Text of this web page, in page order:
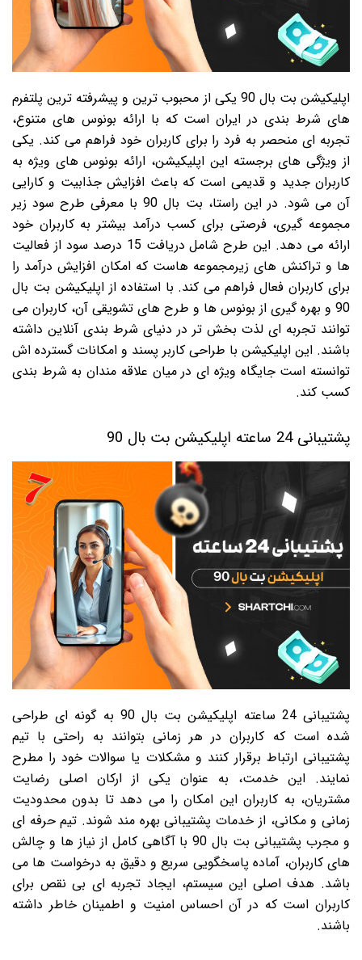
اپلیکیشن بت بال 90 یکی از محبوب ترین و پیشرفته ترین پلتفرم
های شرط بندی در ایران است که با ارائه بونوس های متنوع،
تجربه ای منحصر به فرد را برای کاربران خود فراهم می کند. یکی
از ویژگی های برجسته این اپلیکیشن، ارائه بونوس های ویژه به
کاربران جدید و قدیمی است که باعث افزایش جذابیت و کارایی
آن می شود. در این راستا، بت بال 90 با معرفی طرح سود زیر
مجموعه گیری، فرصتی برای کسب درآمد بیشتر به کاربران خود
ارائه می دهد. این طرح شامل دریافت 15 درصد سود از فعالیت
ها و تراکنش های زیرمجموعه هاست که امکان افزایش درآمد را
برای کاربران فعال فراهم می کند. با استفاده از اپلیکیشن بت بال
90 و بهره گیری از بونوس ها و طرح های تشویقی آن، کاربران می
توانند تجربه ای لذت بخش تر در دنیای شرط بندی آنلاین داشته
باشند. این اپلیکیشن با طراحی کاربر پسند و امکانات گسترده اش
توانسته است جایگاه ویژه ای در میان علاقه مندان به شرط بندی
کسب کند.
پشتیبانی 24 ساعته اپلیکیشن بت بال 90
پشتیبانی 24 ساعته اپلیکیشن بت بال 90 به گونه ای طراحی
شده است که کاربران در هر زمانی بتوانند به راحتی با تیم
پشتیبانی ارتباط برقرار کنند و مشکلات یا سوالات خود را مطرح
نمایند. این خدمت، به عنوان یکی از ارکان اصلی رضایت
مشتریان، به کاربران این امکان را می دهد تا بدون محدودیت
زمانی و مکانی، از خدمات پشتیبانی بهره مند شوند. تیم حرفه ای
و مجرب پشتیبانی بت بال 90 با آگاهی کامل از نیاز ها و چالش
های کاربران، آماده پاسخگویی سریع و دقیق به درخواست ها می
باشد. هدف اصلی این سیستم، ایجاد تجربه ای بی نقص برای
کاربران است که در آن احساس امنیت و اطمینان خاطر داشته
باشند.